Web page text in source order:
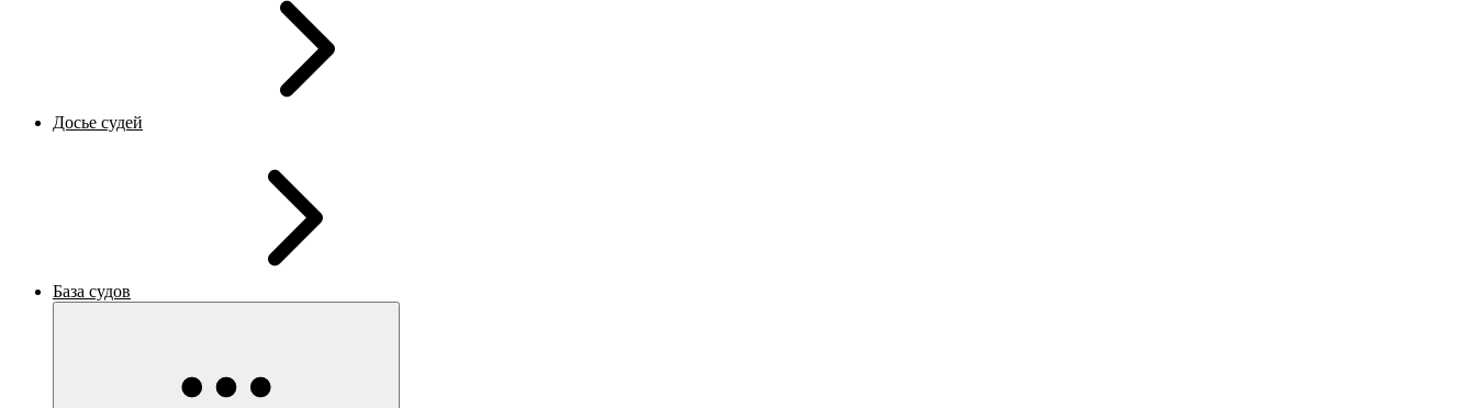
Досье судей
База судов